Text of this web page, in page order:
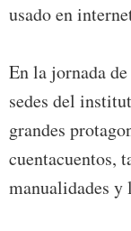
usado en
En la jornada
sedes del
grandes
cuentacuentos,
manualidades y